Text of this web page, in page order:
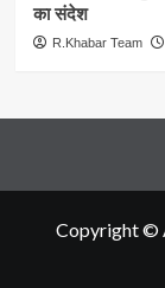
का संदेश
R.Khabar Team
Copyright ©